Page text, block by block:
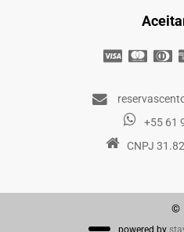
+55 61
CNPJ
©
powered by